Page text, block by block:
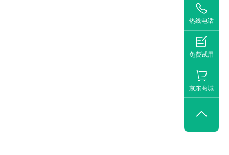

热线电话

免费试用
京东商城
